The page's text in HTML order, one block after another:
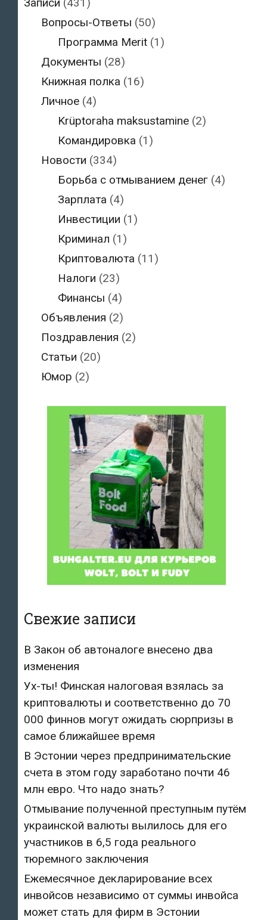
Записи (431)
Вопросы-Ответы (50)
Программа Merit (1)
Документы (28)
Книжная полка (16)
Личное(4)
Krüptoraha maksustamine (2)
Командировка (1)
Новости (334)
Борьба с отмыванием денег (4)
Зарплата (4)
Инвестиции (1)
Криминал (1)
Криптовалюта (11)
Налоги (23)
Финансы (4)
Объявления (2)
Поздравления (2)
Статьи (20)
Юмор (2)
Свежие записи
В Закон об автоналоге внесено два
изменения
Ух-ты! Финская налоговая взялась за
криптовалюты и соответственно до 70
000 финнов могут ожидать сюрпризы в
самое ближайшее время
В Эстонии через предпринимательские
счета в этом году заработано почти 46
млн евро. Что надо знать?
Отмывание полученной преступным путём
украинской валюты вылилось для его
участников в 6,5 года реального
тюремного заключения
Ежемесячное декларирование всех
инвойсов независимо от суммы инвойса
может стать для фирм в Эстонии